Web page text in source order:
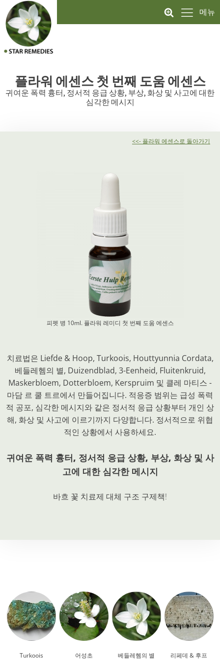
메뉴
플라워 에센스첫 번째 도움 에센스
귀여운 폭력 흉터, 정서적 응급 상황, 부상, 화상 및 사고에 대한
심각한 메시지
<<- 플라워 에센스로 돌아가기
피펫 병 10ml. 플라워 레미디 첫 번째 도움 에센스
치료법은 Liefde & Hoop, Turkoois, Houttyunnia Cordata,
베들레헴의 별, Duizendblad, 3-Eenheid, Fluitenkruid,
Maskerbloem, Dotterbloem, Kerspruim 및 클레 마티스 -
마담 르 쿨 트르에서 만들어집니다. 적응증 범위는 급성 폭력
적 공포, 심각한 메시지와 같은 정서적 응급 상황부터 개인 상
해, 화상 및 사고에 이르기까지 다양합니다. 정서적으로 위협
적인 상황에서 사용하세요.
귀여운 폭력 흉터, 정서적 응급 상황, 부상, 화상 및 사
고에 대한 심각한 메시지
바흐 꽃 치료제 대체 구조 구제책!
Turkoois 어성초 베들레헴의 별 리페데 & 후프